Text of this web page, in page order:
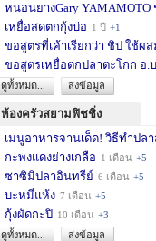
หนอนยางGary YAMAMOTO ช
เหยื่อสดตกกุ้งบ่อ 1 ปี +1
ขอสูตรที่เค้าเรียกว่า ชิป ใช้ผ
ขอสูตรเหยื่อตกปลาตะโกก อ.
ดูทั้งหมด...
ส่งข้อมูล
ห้องครัวสยามฟิชชิ่ง
เมนูอาหารจานเด็ด! วิธีทำปลา
กะพงแดงย่างเกลือ 1 เดือน +5
ซาซิมิปลาอินทรีย์ 6 เดือน +5
บะหมี่แห้ง 7 เดือน +5
กุ้งผัดกะปิ 10 เดือน +3
ดูทั้งหมด...
ส่งข้อมูล